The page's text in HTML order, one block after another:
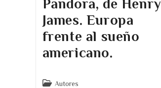
Pandora, de Henry
James. Europa
frente al sueño
americano.
Categoría
Autores